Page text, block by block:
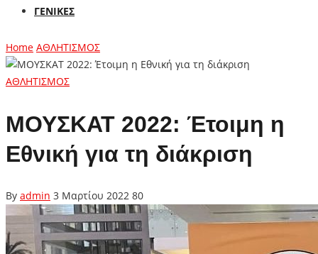
ΓΕΝΙΚΕΣ
Home ΑΘΛΗΤΙΣΜΟΣ
ΑΘΛΗΤΙΣΜΟΣ
ΜΟΥΣΚΑΤ 2022: Έτοιμη η
Εθνική για τη διάκριση
By admin 3 Μαρτίου 2022 80